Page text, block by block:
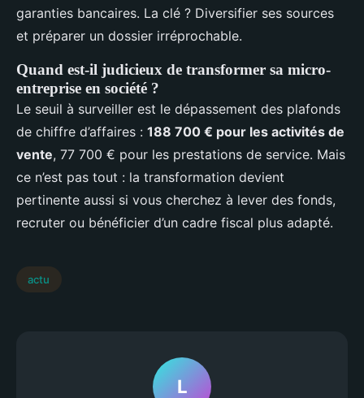
garanties bancaires. La clé ? Diversifier ses sources
et préparer un dossier irréprochable.
Quand est-il judicieux de transformer sa micro-
entreprise en société ?
Le seuil à surveiller est le dépassement des plafonds
de chiffre d’affaires : 188 700 € pour les activités de
vente, 77 700 € pour les prestations de service. Mais
ce n’est pas tout : la transformation devient
pertinente aussi si vous cherchez à lever des fonds,
recruter ou bénéficier d’un cadre fiscal plus adapté.
actu
L